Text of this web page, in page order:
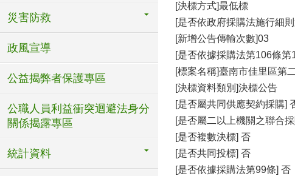
災害防救
政風宣導
公益揭弊者保護專區
公職人員利益衝突迴避法身分
關係揭露專區
統計資料
[決標方式]最低標
[是否依政府採購法施行細
[新增公告傳輸次數]03
[是否依據採購法第106條第
[標案名稱]臺南市佳里區第
[決標資料類別]決標公告
[是否屬共同供應契約採購]
[是否屬二以上機關之聯合
[是否複數決標] 否
[是否共同投標] 否
[是否依據採購法第99條] 否